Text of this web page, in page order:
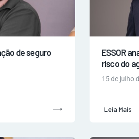
de seguro
ESSOR
risco do
15 de julho
Leia Mais